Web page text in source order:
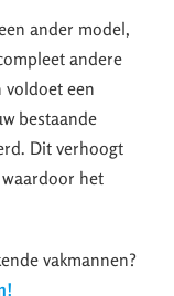
ander model,
andere
voldoet een
bestaande
Dit verhoogt
het
vakmannen?